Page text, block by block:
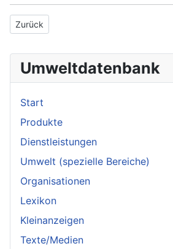
Vorheriger Beitrag: Imprägnierungsmittel
Zurück
Umweltdatenbank
Start
Produkte
Dienstleistungen
Umwelt (spezielle Bereiche)
Organisationen
Lexikon
Kleinanzeigen
Texte/Medien